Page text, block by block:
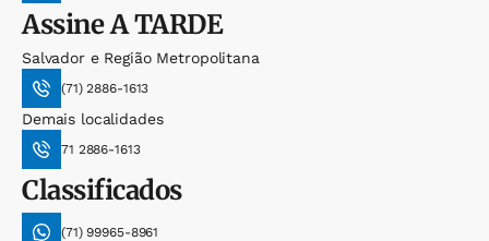
AssineA TARDE
Salvador e Região Metropolitana
(71) 2886-1613
Demais localidades
71 2886-1613
Classificados
(71) 99965-8961